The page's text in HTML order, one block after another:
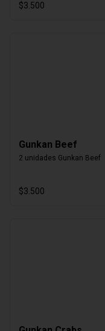
$3.500
Gunkan Beef
2 unidades Gunkan Beef
$3.500